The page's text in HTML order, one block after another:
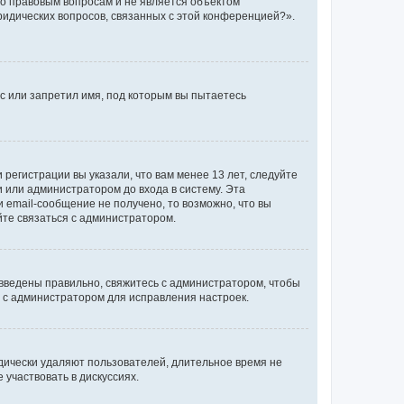
вопросов, связанных с этой конференцией?».
или запретил имя, под которым вы пытаетесь
вы указали, что вам менее 13 лет, следуйте
администратором до входа в систему. Эта
сообщение не получено, то возможно, что вы
связаться с администратором.
правильно, свяжитесь с администратором, чтобы
администратором для исправления настроек.
удаляют пользователей, длительное время не
в дискуссиях.